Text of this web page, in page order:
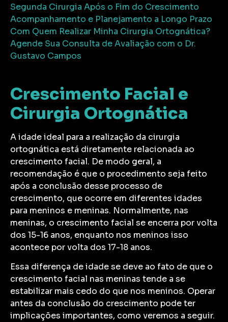
Segunda Cirurgia Após o Fim do Crescimento
Acompanhamento e Planejamento a Longo Prazo
Com Quem Realizar Minha Cirurgia Ortognática?
Agende Sua Consulta de Avaliação com o Dr.
Gustavo Campos
Crescimento Facial e
Cirurgia Ortognática
A idade ideal para a realização da cirurgia
ortognática está diretamente relacionada ao
crescimento facial. De modo geral, a
recomendação é que o procedimento seja feito
após a conclusão desse processo de
crescimento, que ocorre em diferentes idades
para meninos e meninas. Normalmente, nas
meninas, o crescimento facial se encerra por volta
dos 15-16 anos, enquanto nos meninos isso
acontece por volta dos 17-18 anos.
Essa diferença de idade se deve ao fato de que o
crescimento facial nas meninas tende a se
estabilizar mais cedo do que nos meninos. Operar
antes da conclusão do crescimento pode ter
implicações importantes, como veremos a seguir.